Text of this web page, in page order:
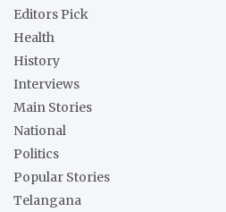
Editors Pick
Health
History
Interviews
Main Stories
National
Politics
Popular Stories
Telangana